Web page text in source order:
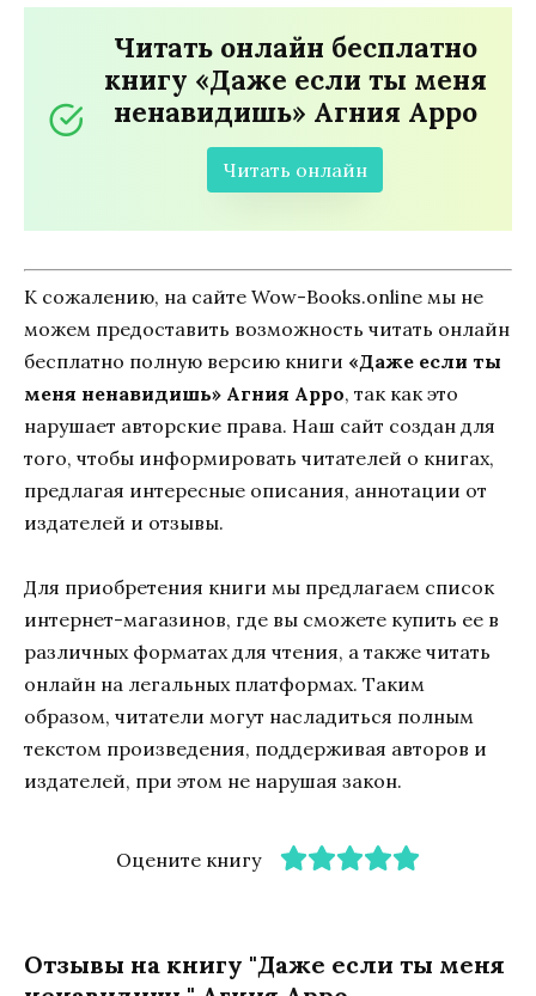
Читать онлайн бесплатно
книгу «Даже если ты меня
ненавидишь» Агния Арро
Читать онлайн
К сожалению, на сайте Wow-Books.online мы не
можем предоставить возможность читать онлайн
бесплатно полную версию книги «Даже если ты
меня ненавидишь» Агния Арро, так как это
нарушает авторские права. Наш сайт создан для
того, чтобы информировать читателей о книгах,
предлагая интересные описания, аннотации от
издателей и отзывы.
Для приобретения книги мы предлагаем список
интернет-магазинов, где вы сможете купить ее в
различных форматах для чтения, а также читать
онлайн на легальных платформах. Таким
образом, читатели могут насладиться полным
текстом произведения, поддерживая авторов и
издателей, при этом не нарушая закон.
Оцените книгу
Отзывы на книгу "Даже если ты меня